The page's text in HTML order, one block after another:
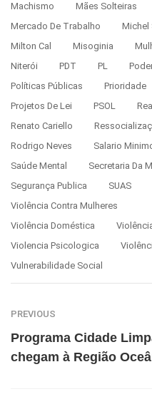
Machismo
Mães Solteiras
Mercado De Trabalho
Michel
Milton Cal
Misoginia
Niterói
PDT PL
Políticas Públicas
Prioridade
Projetos De Lei
PSOL
Renato Cariello
Rodrigo Neves
Salario
Saúde Mental
Secretaria Da
Segurança Publica
SUAS
Violência Contra Mulheres
Violência Doméstica
Violencia Psicologica
Vulnerabilidade Social
PREVIOUS
Programa Cidade
chegam à Região